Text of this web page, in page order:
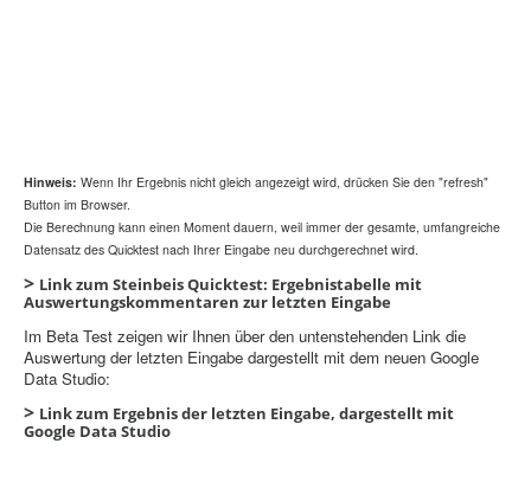
Hinweis: Wenn Ihr Ergebnis nicht gleich angezeigt wird, drücken Sie den "refresh"
Button im Browser.
Die Berechnung kann einen Moment dauern, weil immer der gesamte, umfangreiche
Datensatz des Quicktest nach Ihrer Eingabe neu durchgerechnet wird.
> Link zum Steinbeis Quicktest: Ergebnistabelle mit
Auswertungskommentaren zur letzten Eingabe
Im Beta Test zeigen wir Ihnen über den untenstehenden Link die
Auswertung der letzten Eingabe dargestellt mit dem neuen Google
Data Studio:
> Link zum Ergebnis der letzten Eingabe, dargestellt mit
Google Data Studio